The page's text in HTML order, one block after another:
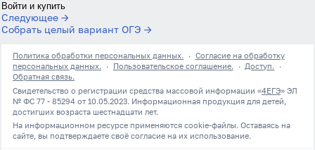
Войти и купить
Следующее →
Собрать целый вариант ОГЭ →
Политика обработки персональных данных. · Согласие на обработку
персональных данных.
· Пользовательское соглашение. · Доступ.
·
Обратная связь.
Свидетельство о регистрации средства массовой информации «4ЕГЭ» ЭЛ
№ ФС 77 - 85294 от 10.05.2023. Информационная продукция для детей,
достигших возраста шестнадцати лет.
На информационном ресурсе применяются cookie-файлы. Оставаясь на
сайте, вы подтверждаете своё согласие на их использование.